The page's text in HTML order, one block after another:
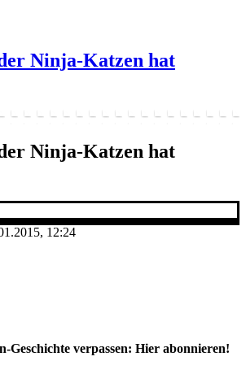
Ninja-Katzen hat
Ninja-Katzen hat
12:24
Geschichte verpassen: Hier abonnieren!